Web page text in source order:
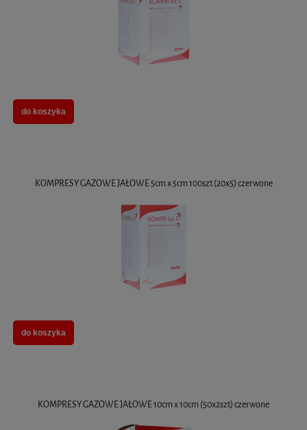
do koszyka
KOMPRESY GAZOWE JAŁOWE 5cm x 5cm 100szt (20x5) czerwone
do koszyka
KOMPRESY GAZOWE JAŁOWE 10cm x 10cm (50x2szt) czerwone